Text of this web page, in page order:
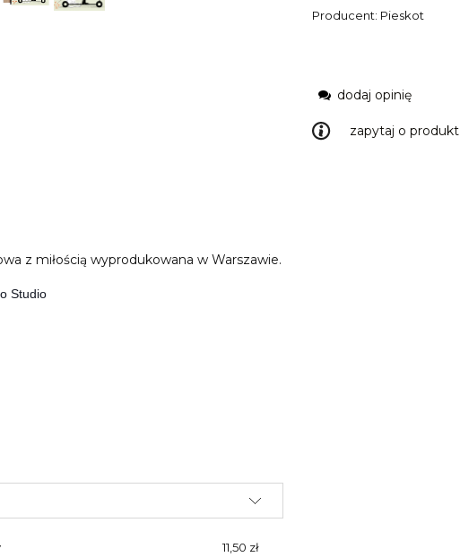
Producent: Pieskot
zapytaj o produkt
dodaj opinię
z miłością wyprodukowana w Warszawie.
Studio
11,50 zł